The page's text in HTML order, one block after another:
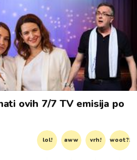
ovih 7/7 TV emisija po
lol! aww vrh! woot?!